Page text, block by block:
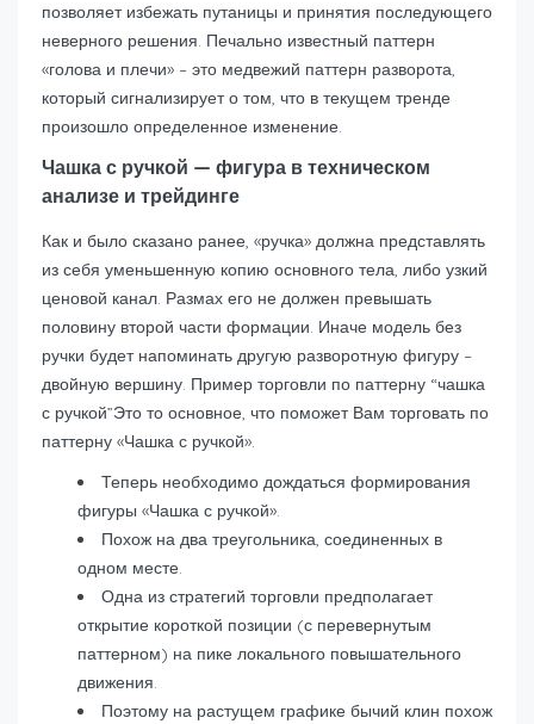
позволяет избежать путаницы и принятия последующего
неверного решения. Печально известный паттерн
«голова и плечи» – это медвежий паттерн разворота,
который сигнализирует о том, что в текущем тренде
произошло определенное изменение.
Чашка с ручкой — фигура в техническом
анализе и трейдинге
Как и было сказано ранее, «ручка» должна представлять
из себя уменьшенную копию основного тела, либо узкий
ценовой канал. Размах его не должен превышать
половину второй части формации. Иначе модель без
ручки будет напоминать другую разворотную фигуру –
двойную вершину. Пример торговли по паттерну “чашка
с ручкой”Это то основное, что поможет Вам торговать по
паттерну «Чашка с ручкой».
Теперь необходимо дождаться формирования
фигуры «Чашка с ручкой».
Похож на два треугольника, соединенных в
одном месте.
Одна из стратегий торговли предполагает
открытие короткой позиции (с перевернутым
паттерном) на пике локального повышательного
движения.
Поэтому на растущем графике бычий клин похож